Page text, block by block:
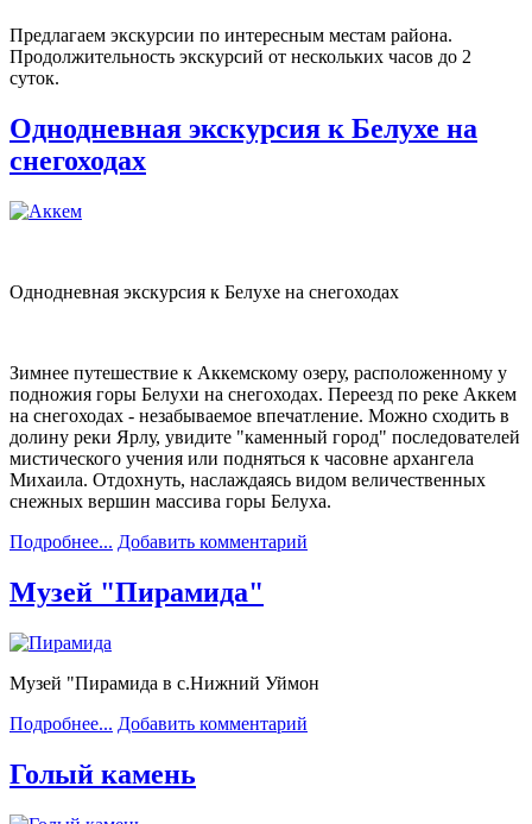
Предлагаем экскурсии по интересным местам района.
Продолжительность экскурсий от нескольких часов до 2
суток.
Однодневная экскурсия к Белухе на
снегоходах
Однодневная экскурсия к Белухе на снегоходах
Зимнее путешествие к Аккемскому озеру, расположенному у
подножия горы Белухи на снегоходах. Переезд по реке Аккем
на снегоходах - незабываемое впечатление. Можно сходить в
долину реки Ярлу, увидите "каменный город" последователей
мистического учения или подняться к часовне архангела
Михаила. Отдохнуть, наслаждаясь видом величественных
снежных вершин массива горы Белуха.
Подробнее... Добавить комментарий
Музей "Пирамида"
Музей "Пирамида в с.Нижний Уймон
Подробнее... Добавить комментарий
Голый камень